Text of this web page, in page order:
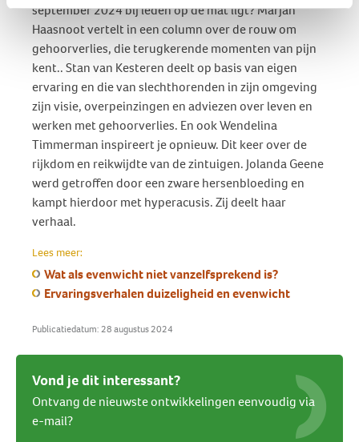
september 2024 bij leden op de mat ligt? Marjan
Haasnoot vertelt in een column over de rouw om
gehoorverlies, die terugkerende momenten van pijn
kent.. Stan van Kesteren deelt op basis van eigen
ervaring en die van slechthorenden in zijn omgeving
zijn visie, overpeinzingen en adviezen over leven en
werken met gehoorverlies. En ook Wendelina
Timmerman inspireert je opnieuw. Dit keer over de
rijkdom en reikwijdte van de zintuigen. Jolanda Geene
werd getroffen door een zware hersenbloeding en
kampt hierdoor met hyperacusis. Zij deelt haar
verhaal.
Lees meer:
Wat als evenwicht niet vanzelfsprekend is?
Ervaringsverhalen duizeligheid en evenwicht
Publicatiedatum: 28 augustus 2024
Vond je dit interessant?
Ontvang de nieuwste ontwikkelingen eenvoudig via
e-mail?